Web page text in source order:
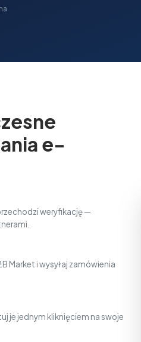
e-
weryfikację —
Market i wysyłaj zamówienia
je jednym kliknięciem na swoje